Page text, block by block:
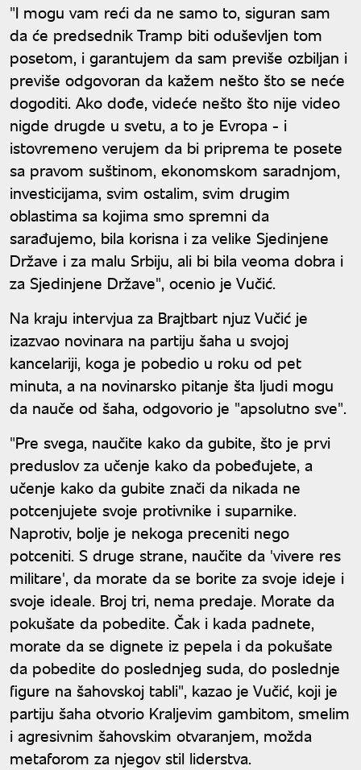
"I mogu vam reći da ne samo to, siguran sam
da će predsednik Tramp biti oduševljen tom
posetom, i garantujem da sam previše ozbiljan i
previše odgovoran da kažem nešto što se neće
dogoditi. Ako dođe, videće nešto što nije video
nigde drugde u svetu, a to je Evropa - i
istovremeno verujem da bi priprema te posete
sa pravom suštinom, ekonomskom saradnjom,
investicijama, svim ostalim, svim drugim
oblastima sa kojima smo spremni da
sarađujemo, bila korisna i za velike Sjedinjene
Države i za malu Srbiju, ali bi bila veoma dobra i
za Sjedinjene Države", ocenio je Vučić.
Na kraju intervjua za Brajtbart njuz Vučić je
izazvao novinara na partiju šaha u svojoj
kancelariji, koga je pobedio u roku od pet
minuta, a na novinarsko pitanje šta ljudi mogu
da nauče od šaha, odgovorio je "apsolutno sve".
"Pre svega, naučite kako da gubite, što je prvi
preduslov za učenje kako da pobeđujete, a
učenje kako da gubite znači da nikada ne
potcenjujete svoje protivnike i suparnike.
Naprotiv, bolje je nekoga preceniti nego
potceniti. S druge strane, naučite da 'vivere res
militare', da morate da se borite za svoje ideje i
svoje ideale. Broj tri, nema predaje. Morate da
pokušate da pobedite. Čak i kada padnete,
morate da se dignete iz pepela i da pokušate
da pobedite do poslednjeg suda, do poslednje
figure na šahovskoj tabli", kazao je Vučić, koji je
partiju šaha otvorio Kraljevim gambitom, smelim
i agresivnim šahovskim otvaranjem, možda
metaforom za njegov stil liderstva.